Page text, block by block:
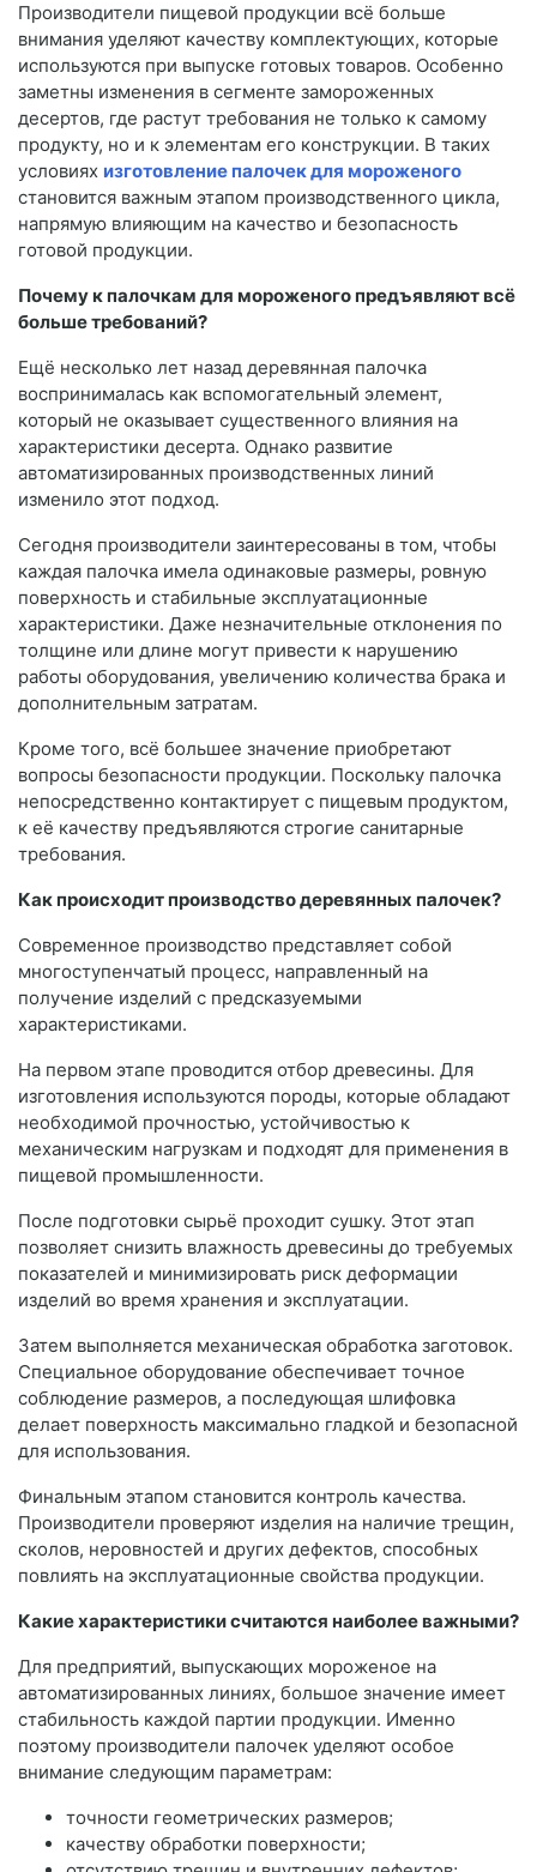
Производители пищевой продукции всё больше
внимания уделяют качеству комплектующих, которые
используются при выпуске готовых товаров. Особенно
заметны изменения в сегменте замороженных
десертов, где растут требования не только к самому
продукту, но и к элементам его конструкции. В таких
условиях изготовление палочек для мороженого
становится важным этапом производственного цикла,
напрямую влияющим на качество и безопасность
готовой продукции.
Почему к палочкам для мороженого предъявляют всё
больше требований?
Ещё несколько лет назад деревянная палочка
воспринималась как вспомогательный элемент,
который не оказывает существенного влияния на
характеристики десерта. Однако развитие
автоматизированных производственных линий
изменило этот подход.
Сегодня производители заинтересованы в том, чтобы
каждая палочка имела одинаковые размеры, ровную
поверхность и стабильные эксплуатационные
характеристики. Даже незначительные отклонения по
толщине или длине могут привести к нарушению
работы оборудования, увеличению количества брака и
дополнительным затратам.
Кроме того, всё большее значение приобретают
вопросы безопасности продукции. Поскольку палочка
непосредственно контактирует с пищевым продуктом,
к её качеству предъявляются строгие санитарные
требования.
Как происходит производство деревянных палочек?
Современное производство представляет собой
многоступенчатый процесс, направленный на
получение изделий с предсказуемыми
характеристиками.
На первом этапе проводится отбор древесины. Для
изготовления используются породы, которые обладают
необходимой прочностью, устойчивостью к
механическим нагрузкам и подходят для применения в
пищевой промышленности.
После подготовки сырьё проходит сушку. Этот этап
позволяет снизить влажность древесины до требуемых
показателей и минимизировать риск деформации
изделий во время хранения и эксплуатации.
Затем выполняется механическая обработка заготовок.
Специальное оборудование обеспечивает точное
соблюдение размеров, а последующая шлифовка
делает поверхность максимально гладкой и безопасной
для использования.
Финальным этапом становится контроль качества.
Производители проверяют изделия на наличие трещин,
сколов, неровностей и других дефектов, способных
повлиять на эксплуатационные свойства продукции.
Какие характеристики считаются наиболее важными?
Для предприятий, выпускающих мороженое на
автоматизированных линиях, большое значение имеет
стабильность каждой партии продукции. Именно
поэтому производители палочек уделяют особое
внимание следующим параметрам:
точности геометрических размеров;
качеству обработки поверхности;